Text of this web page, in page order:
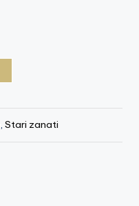
, Stari zanati